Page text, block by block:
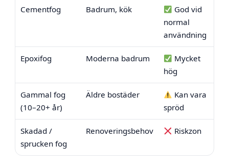
Cementfog Badrum, kök
God vid
normal
användning
Epoxifog Moderna badrum
Mycket
hög
Gammal fog
(10–20+ år)
Äldre bostäder
Kan vara
spröd
Skadad /
sprucken fog
Renoveringsbehov Riskzon